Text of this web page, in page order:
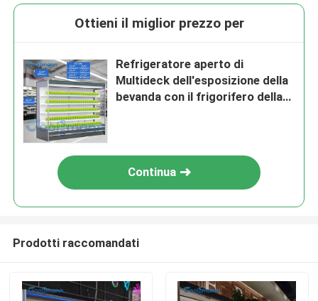
Ottieni il miglior prezzo per
Refrigeratore aperto di
Multideck dell'esposizione della
bevanda con il frigorifero della
Continua
Prodotti raccomandati